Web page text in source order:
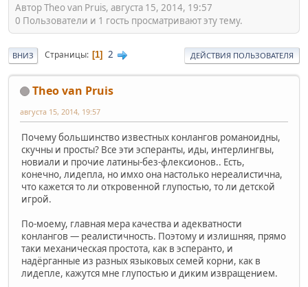
Автор Theo van Pruis, августа 15, 2014, 19:57
0 Пользователи и 1 гость просматривают эту тему.
ВНИЗ Страницы 1 2 ДЕЙСТВИЯ ПОЛЬЗОВАТЕЛЯ
Theo van Pruis
августа 15, 2014, 19:57
Почему большинство известных конлангов романоидны,
скучны и просты? Все эти эсперанты, иды, интерлингвы,
новиали и прочие латины-без-флексионов.. Есть,
конечно, лидепла, но имхо она настолько нереалистична,
что кажется то ли откровенной глупостью, то ли детской
игрой.
По-моему, главная мера качества и адекватности
конлангов — реалистичность. Поэтому и излишняя, прямо
таки механическая простота, как в эсперанто, и
надёрганные из разных языковых семей корни, как в
лидепле, кажутся мне глупостью и диким извращением.